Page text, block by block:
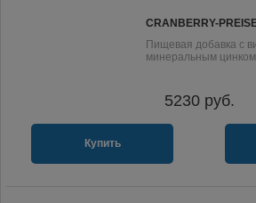
CRANBERRY-
Пищевая добавка с
минеральным
5230руб.
Купить